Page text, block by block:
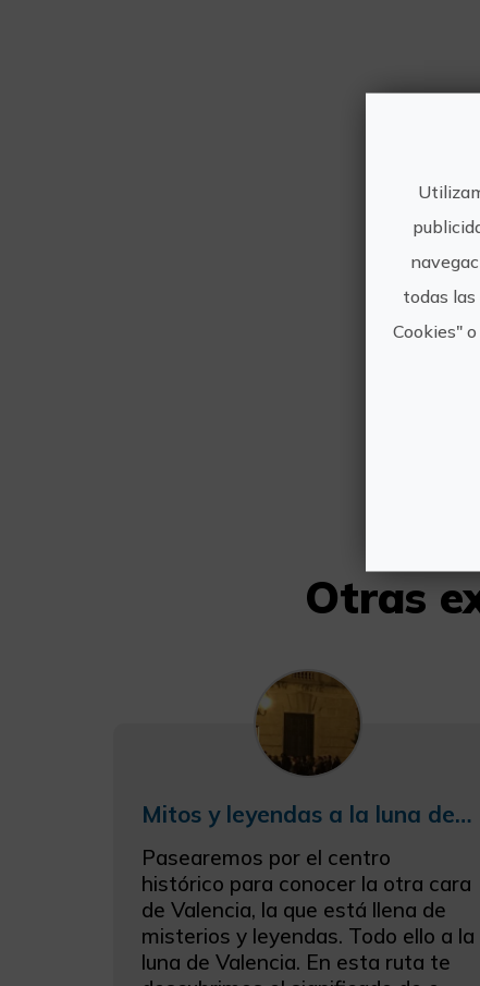
Otras
Mitos y leyendas a la luna de Valencia
Pasearemos por el centro
histórico para conocer la otra cara
de Valencia, la que está llena de
misterios y leyendas. Todo ello a la
luna de Valencia. En esta ruta te
todas
Cookies"